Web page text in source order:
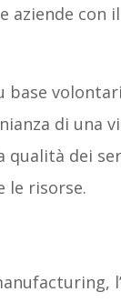
aziende con
base
di una
dei
le risorse.